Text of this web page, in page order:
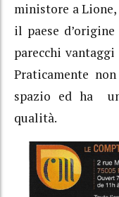
ministore a
il paese
parecchi
Praticamente
spazio ed ha
qualità.